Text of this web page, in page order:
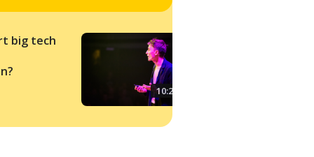
big tech
10:22